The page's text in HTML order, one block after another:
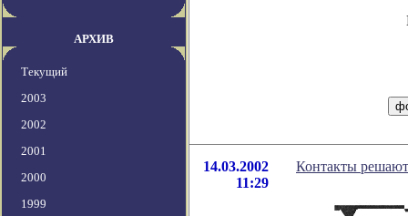
АРХИВ
Текущий
2003
2002
2001
2000
1999
14.03.2002
11:29
Контакты